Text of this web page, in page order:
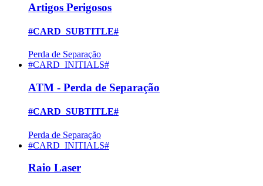
Artigos Perigosos
#CARD_SUBTITLE#
Perda de Separação
#CARD_INITIALS#
ATM - Perda de Separação
#CARD_SUBTITLE#
Perda de Separação
#CARD_INITIALS#
Raio Laser